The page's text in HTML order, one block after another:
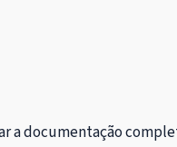
a documentação